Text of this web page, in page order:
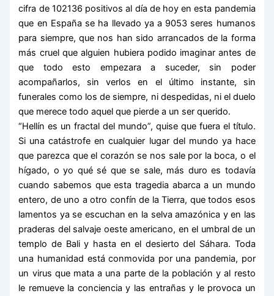
cifra de 102136 positivos al día de hoy en esta pandemia
que en España se ha llevado ya a 9053 seres humanos
para siempre, que nos han sido arrancados de la forma
más cruel que alguien hubiera podido imaginar antes de
que todo esto empezara a suceder, sin poder
acompañarlos, sin verlos en el último instante, sin
funerales como los de siempre, ni despedidas, ni el duelo
que merece todo aquel que pierde a un ser querido.
“Hellín es un fractal del mundo”, quise que fuera el título.
Si una catástrofe en cualquier lugar del mundo ya hace
que parezca que el corazón se nos sale por la boca, o el
hígado, o yo qué sé que se sale, más duro es todavía
cuando sabemos que esta tragedia abarca a un mundo
entero, de uno a otro confín de la Tierra, que todos esos
lamentos ya se escuchan en la selva amazónica y en las
praderas del salvaje oeste americano, en el umbral de un
templo de Bali y hasta en el desierto del Sáhara. Toda
una humanidad está conmovida por una pandemia, por
un virus que mata a una parte de la población y al resto
le remueve la conciencia y las entrañas y le provoca un